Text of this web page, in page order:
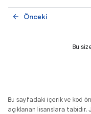
Önceki
arrow_back
Bu
Bu sayfadaki içerik ve kod
açıklanan lisanslara tabidir.